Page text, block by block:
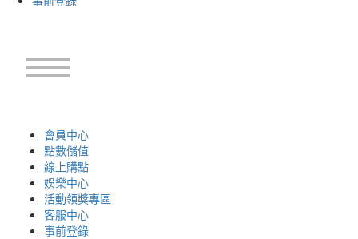
會員中心
點數儲值
線上購點
娛樂中心
活動領獎專區
客服中心
事前登錄